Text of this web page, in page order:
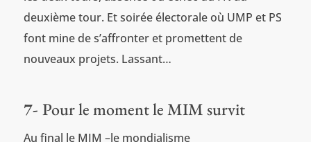
deuxième tour. Et soirée électorale où UMP et PS
font mine de s’affronter et promettent de
nouveaux projets. Lassant…
7- Pour le moment le MIM survit
Au final le MIM –le mondialisme